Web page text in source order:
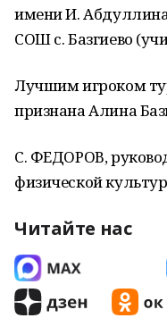
имени И.
СОШ с. Базгиево
Лучшим игроком
признана Алина
С. ФЕДОРОВ,
физической
Читайте нас